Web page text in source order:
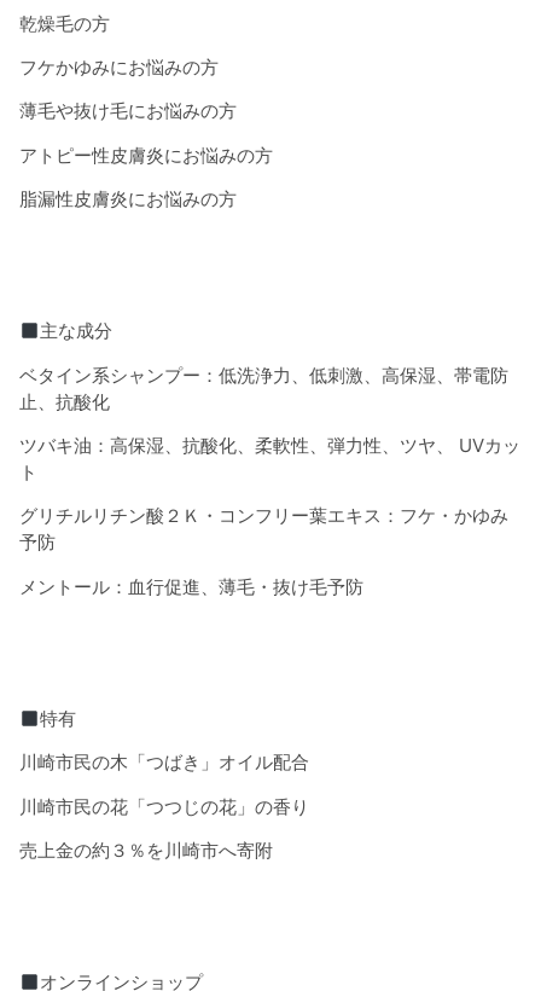
乾燥毛の方
フケかゆみにお悩みの方
薄毛や抜け毛にお悩みの方
アトピー性皮膚炎にお悩みの方
脂漏性皮膚炎にお悩みの方
主な成分
ベタイン系シャンプー：低洗浄力、低刺激、高保湿、帯電防
止、抗酸化
ツバキ油：高保湿、抗酸化、柔軟性、弾力性、ツヤ、
UVカッ
ト
グリチルリチン酸２Ｋ・コンフリー葉エキス：フケ・かゆみ
予防
メントール：血行促進、薄毛・抜け毛予防
特有
川崎市民の木「つばき」オイル配合
川崎市民の花「つつじの花」の香り
売上金の約３％を川崎市へ寄附
オンラインショップ